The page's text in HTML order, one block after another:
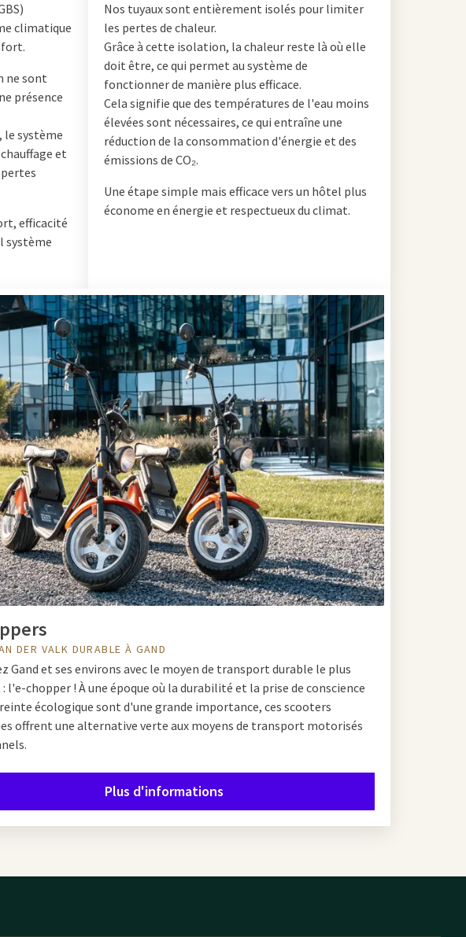
climatique
ne sont
présence
le système
et
efficacité
système
Nos tuyaux sont entièrement isolés pour limiter
les pertes de chaleur.
Grâce à cette isolation, la chaleur reste là où elle
doit être, ce qui permet au système de
fonctionner de manière plus efficace.
Cela signifie que des températures de l'eau moins
élevées sont nécessaires, ce qui entraîne une
réduction de la consommation d'énergie et des
émissions de CO₂.
Une étape simple mais efficace vers un hôtel plus
économe en énergie et respectueux du climat.
DER VALK DURABLE À GAND
Gand et ses environs avec le moyen de transport durable le plus
l'e-chopper ! À une époque où la durabilité et la prise de conscience
écologique sont d'une grande importance, ces scooters
offrent une alternative verte aux moyens de transport motorisés
Plus d'informations